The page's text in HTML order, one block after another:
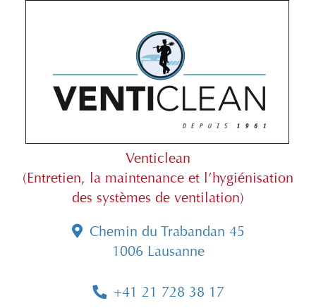
Venticlean
(Entretien, la maintenance et l’hygiénisation
des systèmes de ventilation)
Chemin du Trabandan 45
1006 Lausanne
+41 21 728 38 17